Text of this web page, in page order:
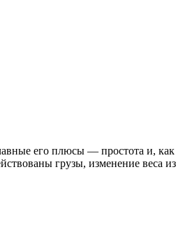
его плюсы — простота и, как
грузы, изменение веса